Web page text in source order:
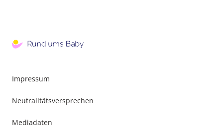
Impressum
Neutralitätsversprechen
Mediadaten